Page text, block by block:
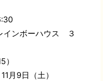
インボーハウス ３
月9日（土）